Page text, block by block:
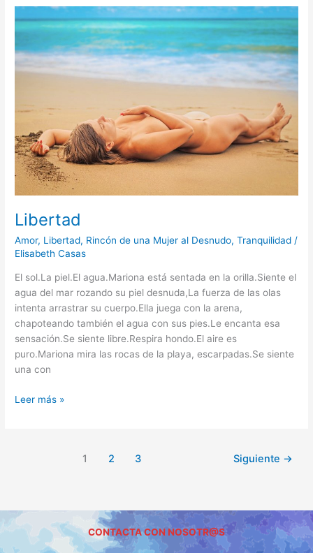
Libertad
Amor, Libertad, Rincón de una Mujer al Desnudo,Tranquilidad /
Elisabeth Casas
El sol.La piel.El agua.Mariona está sentada en la orilla.Siente el
agua del mar rozando su piel desnuda,La fuerza de las olas
intenta arrastrar su cuerpo.Ella juega con la arena,
chapoteando también el agua con sus pies.Le encanta esa
sensación.Se siente libre.Respira hondo.El aire es
puro.Mariona mira las rocas de la playa, escarpadas.Se siente
una con
Leer más »
1 2 3 Siguiente →
CONTACTA CON NOSOTR@S